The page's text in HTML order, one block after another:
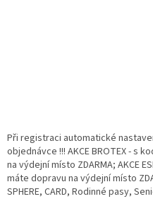
Při registraci automatické
objednávce !!! AKCE BROTEX - s
na výdejní místo ZDARMA; AKCE
máte dopravu na výdejní místo
SPHERE, CARD, Rodinné pasy,